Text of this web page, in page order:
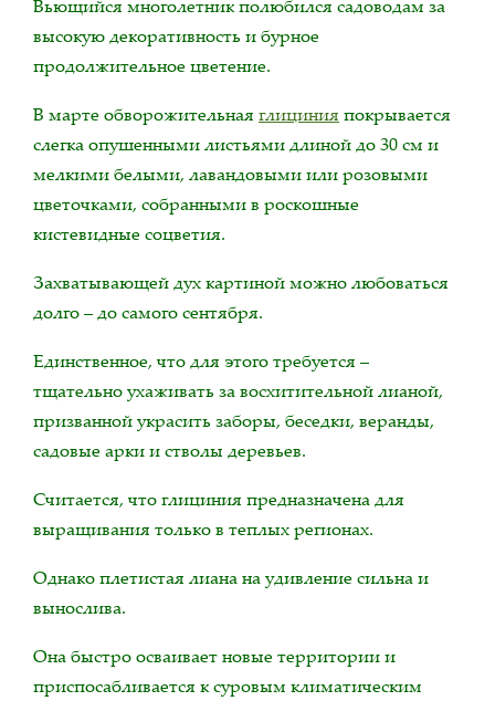
Вьющийся многолетник полюбился садоводам за
высокую декоративность и бурное
продолжительное цветение.
В марте обворожительная глициния покрывается
слегка опушенными листьями длиной до 30 см и
мелкими белыми, лавандовыми или розовыми
цветочками, собранными в роскошные
кистевидные соцветия.
Захватывающей дух картиной можно любоваться
долго – до самого сентября.
Единственное, что для этого требуется –
тщательно ухаживать за восхитительной лианой,
призванной украсить заборы, беседки, веранды,
садовые арки и стволы деревьев.
Считается, что глициния предназначена для
выращивания только в теплых регионах.
Однако плетистая лиана на удивление сильна и
вынослива.
Она быстро осваивает новые территории и
приспосабливается к суровым климатическим